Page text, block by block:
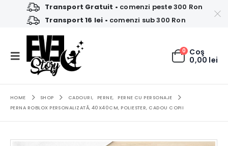
Transport Gratuit • comenzi peste 300 Ron
Transport 16 lei • comenzi sub 300 Ron
0 Coş
0,00 lei
HOME SHOP CADOURI, PERNE,
PERNE CU PERSONAJE
PERNA ROBLOX PERSONALIZATĂ, 40X40CM, POLIESTER, CADOU COPII